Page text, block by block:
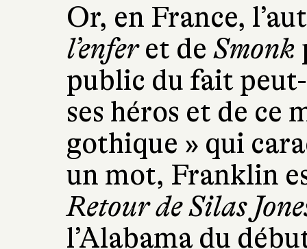
Or, en France,
l’enferet de Smonk
public du fait
ses héros et de ce
gothique » qui
un mot, Franklin
Retour de Silas
l’Alabama du